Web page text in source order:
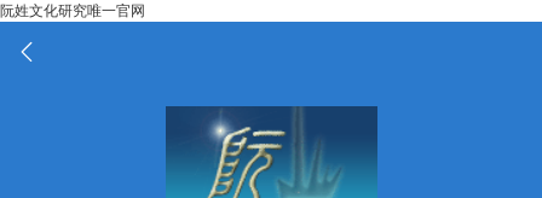
阮姓文化研究唯一官网